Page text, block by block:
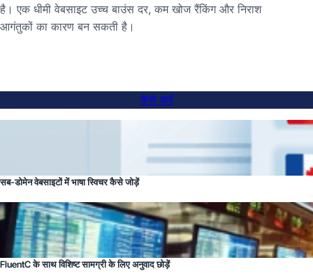
है। एक धीमी वेबसाइट उच्च बाउंस दर, कम खोज रैंकिंग और निराश
आगंतुकों का कारण बन सकती है।
कैसे करें
सब-डोमेन वेबसाइटों में भाषा स्विचर कैसे जोड़ें
FluentC के साथ विशिष्ट सामग्री के लिए अनुवाद छोड़ें